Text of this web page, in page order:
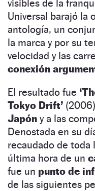
visibles de la
Universal barajó la
antología, un
la marca y por su
velocidad y las
conexión
El resultado fue
Tokyo Drift’
Japón y a las
Denostada en su
recaudado de toda
última hora de un
fue un punto de
de las siguientes